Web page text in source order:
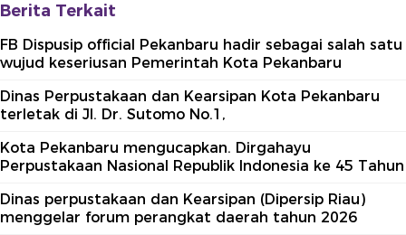
Berita Terkait
FB Dispusip official Pekanbaru hadir sebagai salah satu
wujud keseriusan Pemerintah Kota Pekanbaru
Dinas Perpustakaan dan Kearsipan Kota Pekanbaru
terletak di Jl. Dr. Sutomo No.1,
Kota Pekanbaru mengucapkan. Dirgahayu
Perpustakaan Nasional Republik Indonesia ke 45 Tahun
Dinas perpustakaan dan Kearsipan (Dipersip Riau)
menggelar forum perangkat daerah tahun 2026